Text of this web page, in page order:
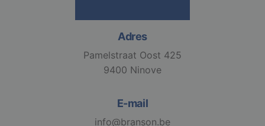
Adres
Pamelstraat Oost 425
9400 Ninove
E-mail
info@branson.be
Aanbieder /
YouTube